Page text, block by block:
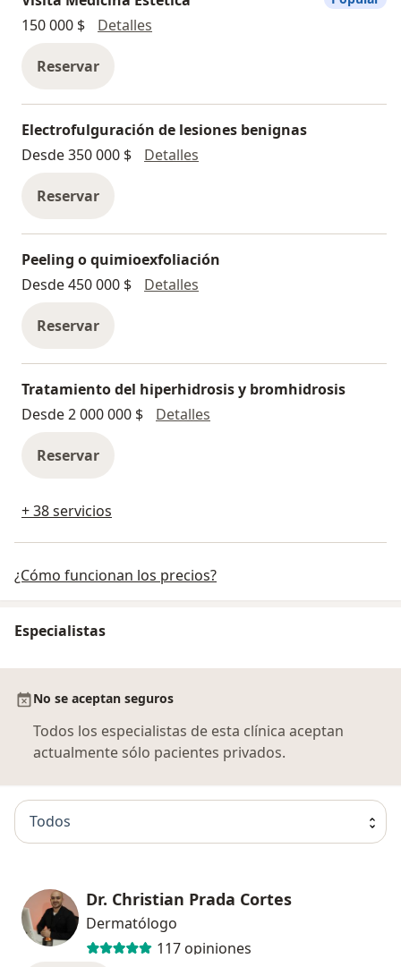
150 000 $
Detalles
Reservar
Electrofulguración de lesiones benignas
Desde 350 000 $
Detalles
Reservar
Peeling o quimioexfoliación
Desde 450 000 $
Detalles
Reservar
Tratamiento del hiperhidrosis y bromhidrosis
Desde 2 000 000 $
Detalles
Reservar
+ 38 servicios
¿Cómo funcionan los precios?
Especialistas
No se aceptan seguros
Todos los especialistas de esta clínica aceptan
actualmente sólo pacientes privados.
Todos
Dr. Christian Prada Cortes
Dermatólogo
117 opiniones